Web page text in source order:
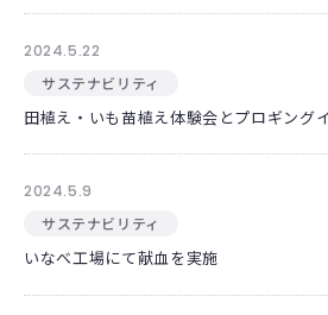
2024.5.22
サステナビリティ
田植え・いも苗植え体験会とプロギング
2024.5.9
サステナビリティ
いなべ工場にて献血を実施